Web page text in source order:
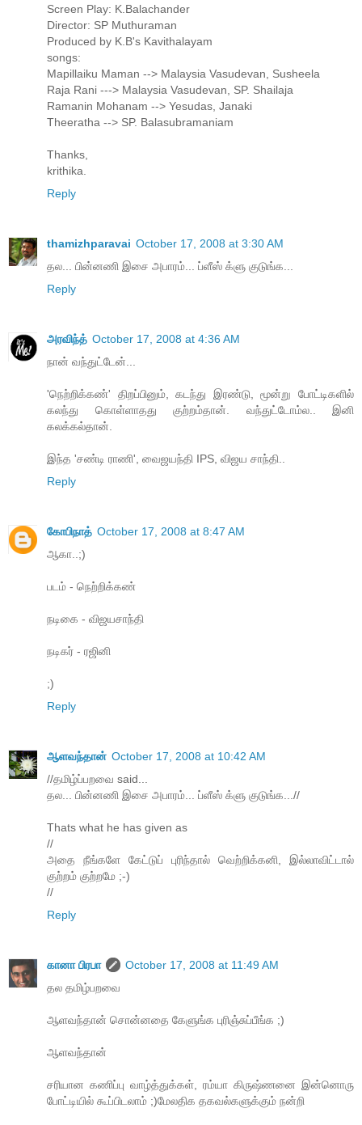
Screen Play: K.Balachander
Director: SP Muthuraman
Produced by K.B's Kavithalayam
songs:
Mapillaiku Maman --> Malaysia Vasudevan, Susheela
Raja Rani ---> Malaysia Vasudevan, SP. Shailaja
Ramanin Mohanam --> Yesudas, Janaki
Theeratha --> SP. Balasubramaniam
Thanks,
krithika.
Reply
thamizhparavai October 17, 2008 at 3:30 AM
தல... பின்னணி இசை அபாரம்... ப்ளீஸ் க்ளு குடுங்க...
Reply
அரவிந்த் October 17, 2008 at 4:36 AM
நான் வந்துட்டேன்...
'நெற்றிக்கண்' திறப்பினும், கடந்து இரண்டு, மூன்று போட்டிகளில்
கலந்து கொள்ளாதது குற்றம்தான். வந்துட்டோம்ல.. இனி
கலக்கல்தான்.
இந்த 'சண்டி ராணி', வைஜயந்தி IPS, விஜய சாந்தி..
Reply
கோபிநாத் October 17, 2008 at 8:47 AM
ஆகா..;)
படம் - நெற்றிக்கண்
நடிகை - விஜயசாந்தி
நடிகர் - ரஜினி
;)
Reply
ஆளவந்தான் October 17, 2008 at 10:42 AM
//தமிழ்ப்பறவை said...
தல... பின்னணி இசை அபாரம்... ப்ளீஸ் க்ளு குடுங்க...//
Thats what he has given as
//
அதை நீங்களே கேட்டுப் புரிந்தால் வெற்றிக்கனி, இல்லாவிட்டால்
குற்றம் குற்றமே ;-)
//
Reply
கானா பிரபா
October 17, 2008 at 11:49 AM
தல‌ தமிழ்பறவை
ஆளவந்தான் சொன்னதை கேளுங்க புரிஞ்சுப்பீங்க ;‍)
ஆளவந்தான்
சரியான கணிப்பு வாழ்த்துக்கள், ரம்யா கிருஷ்ணனை இன்னொரு
போட்டியில் கூப்பிடலாம் ;‍)மேலதிக தகவல்களுக்கும் நன்றி